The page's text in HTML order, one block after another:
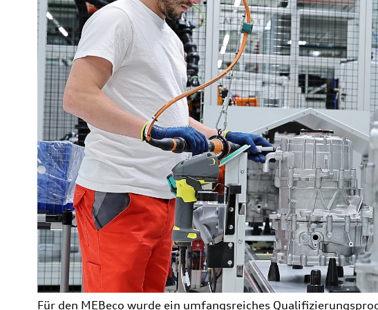
Für den MEBeco wurde ein umfangsreiches